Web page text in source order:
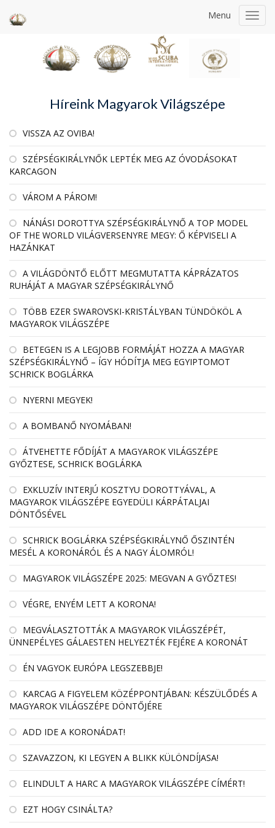
Menu
Híreink Magyarok Világszépe
VISSZA AZ OVIBA!
SZÉPSÉGKIRÁLYNŐK LEPTÉK MEG AZ ÓVODÁSOKAT
KARCAGON
VÁROM A PÁROM!
NÁNÁSI DOROTTYA SZÉPSÉGKIRÁLYNŐ A TOP MODEL
OF THE WORLD VILÁGVERSENYRE MEGY: Ő KÉPVISELI A
HAZÁNKAT
A VILÁGDÖNTŐ ELŐTT MEGMUTATTA KÁPRÁZATOS
RUHÁJÁT A MAGYAR SZÉPSÉGKIRÁLYNŐ
TÖBB EZER SWAROVSKI-KRISTÁLYBAN TÜNDÖKÖL A
MAGYAROK VILÁGSZÉPE
BETEGEN IS A LEGJOBB FORMÁJÁT HOZZA A MAGYAR
SZÉPSÉGKIRÁLYNŐ – ÍGY HÓDÍTJA MEG EGYIPTOMOT
SCHRICK BOGLÁRKA
NYERNI MEGYEK!
A BOMBANŐ NYOMÁBAN!
ÁTVEHETTE FŐDÍJÁT A MAGYAROK VILÁGSZÉPE
GYŐZTESE, SCHRICK BOGLÁRKA
EXKLUZÍV INTERJÚ KOSZTYU DOROTTYÁVAL, A
MAGYAROK VILÁGSZÉPE EGYEDÜLI KÁRPÁTALJAI
DÖNTŐSÉVEL
SCHRICK BOGLÁRKA SZÉPSÉGKIRÁLYNŐ ŐSZINTÉN
MESÉL A KORONÁRÓL ÉS A NAGY ÁLOMRÓL!
MAGYAROK VILÁGSZÉPE 2025: MEGVAN A GYŐZTES!
VÉGRE, ENYÉM LETT A KORONA!
MEGVÁLASZTOTTÁK A MAGYAROK VILÁGSZÉPÉT,
ÜNNEPÉLYES GÁLAESTEN HELYEZTÉK FEJÉRE A KORONÁT
ÉN VAGYOK EURÓPA LEGSZEBBJE!
KARCAG A FIGYELEM KÖZÉPPONTJÁBAN: KÉSZÜLŐDÉS A
MAGYAROK VILÁGSZÉPE DÖNTŐJÉRE
ADD IDE A KORONÁDAT!
SZAVAZZON, KI LEGYEN A BLIKK KÜLÖNDÍJASA!
ELINDULT A HARC A MAGYAROK VILÁGSZÉPE CÍMÉRT!
EZT HOGY CSINÁLTA?